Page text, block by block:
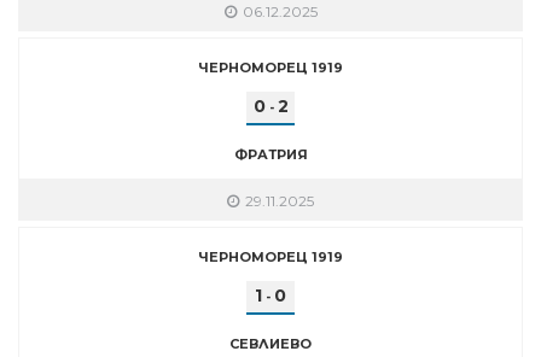
06.12.2025
ЧЕРНОМОРЕЦ 1919
0- 2
ФРАТРИЯ
29.11.2025
ЧЕРНОМОРЕЦ 1919
1 - 0
СЕВЛИЕВО